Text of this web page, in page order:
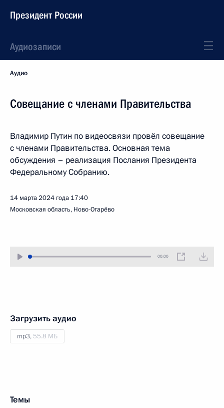
Президент России
Аудиозаписи
Аудио
Совещание с членами Правительства
Владимир Путин по видеосвязи провёл совещание
с членами Правительства. Основная тема
обсуждения – реализация Послания Президента
Федеральному Собранию.
14 марта 2024 года 17:40
Московская область, Ново-Огарёво
00:00
Загрузить аудио
mp3, 55.8 МБ
Темы